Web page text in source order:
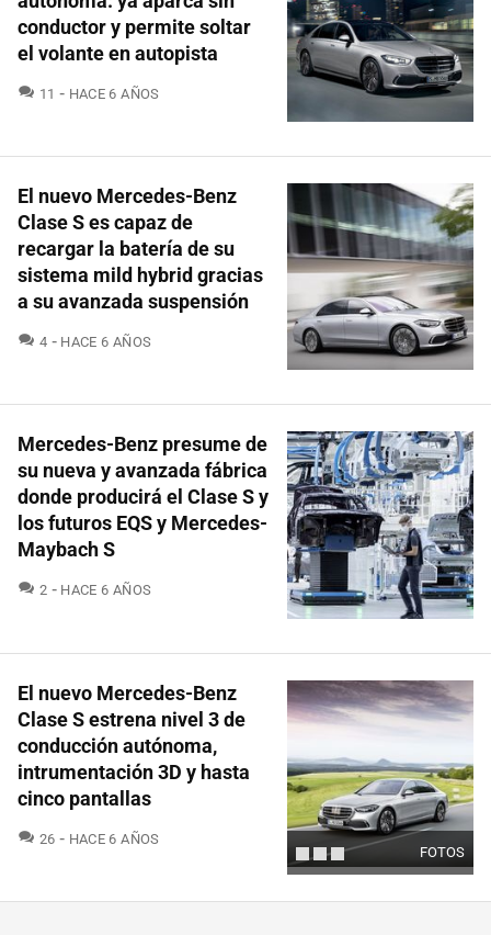
conductor y permite soltar
el volante en autopista
11 COMENTARIOS
HACE 6 AÑOS
El nuevo Mercedes-Benz
Clase S es capaz de
recargar la batería de su
sistema mild hybrid gracias
a su avanzada suspensión
4 COMENTARIOS
HACE 6 AÑOS
Mercedes-Benz presume de
su nueva y avanzada fábrica
donde producirá el Clase S y
los futuros EQS y Mercedes-
Maybach S
2 COMENTARIOS
HACE 6 AÑOS
FOTOS
El nuevo Mercedes-Benz
Clase S estrena nivel 3 de
conducción autónoma,
intrumentación 3D y hasta
cinco pantallas
26 COMENTARIOS
HACE 6 AÑOS